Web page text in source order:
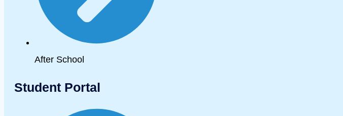
After School
Student Portal